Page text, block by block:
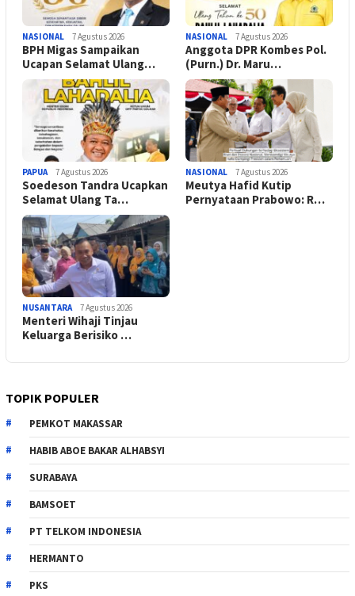
NASIONAL 7 Agustus 2026
BPH Migas Sampaikan
Ucapan Selamat Ulang…
NASIONAL 7 Agustus 2026
Anggota DPR Kombes Pol.
(Purn.) Dr. Maru…
PAPUA 7 Agustus 2026
Soedeson Tandra Ucapkan
Selamat Ulang Ta…
NASIONAL 7 Agustus 2026
Meutya Hafid Kutip
Pernyataan Prabowo: R…
NUSANTARA 7 Agustus 2026
Menteri Wihaji Tinjau
Keluarga Berisiko …
TOPIK POPULER
PEMKOT MAKASSAR
HABIB ABOE BAKAR ALHABSYI
SURABAYA
BAMSOET
PT TELKOM INDONESIA
HERMANTO
PKS